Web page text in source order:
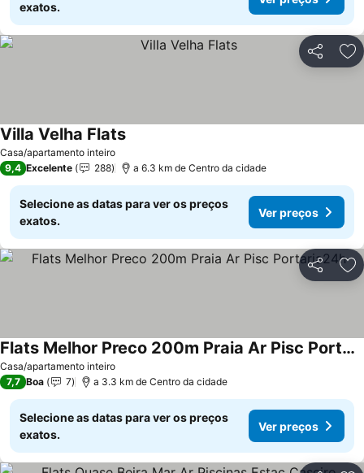
exatos.
Partilhar
Casa/apartamento inteiro
Villa Velha FlatsVer preços
9,4 Excelente 288 a 6.3 km de Centro da cidade
Selecione as datas para ver os preços
exatos.
Ver preços
Partilhar
Casa/apartamento inteiro
Flats Melhor Preco 200m Praia Ar Pisc Portaria24h
Ver preços
7,7 Boa 7 a 3.3 km de Centro da cidade
Selecione as datas para ver os preços
exatos.
Ver preços